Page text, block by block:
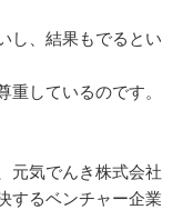
し、結果もでるとい
しているのです。
元気でんき株式会社
するベンチャー企業